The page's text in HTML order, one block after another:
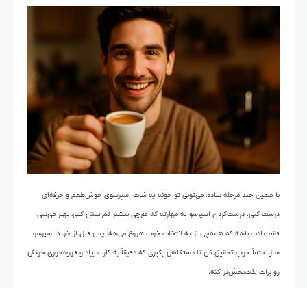
با همین چند مرحله ساده، می‌تونی تو خونه یه شات اسپرسوی خوش‌طعم و حرفه‌ای
درست کنی. درست‌کردن اسپرسو یه مهارته که هرچی بیشتر تمرینش کنی، بهتر می‌شی.
فقط یادت باشه که همه‌چی از یه انتخاب خوب شروع می‌شه؛ پس قبل از خرید اسپرسو
ساز، حتماً خوب تحقیق کن تا دستگاهی بگیری که دقیقاً به کارت بیاد و قهوه‌خوری خونگی
رو برات لذت‌بخش‌تر کنه.